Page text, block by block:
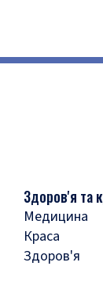
Здоров'я та
Медицина
Краса
Здоров'я